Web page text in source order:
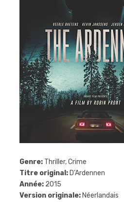
Genre: Thriller, Crime
Titre original: D’Ardennen
Année: 2015
Version originale: Néerlandais